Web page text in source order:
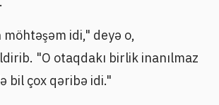
idi," deyə o,
"O otaqdakı birlik inanılmaz
bil çox qəribə idi."